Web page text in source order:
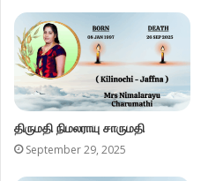
திருமதி நிமலராயு சாருமதி
September 29, 2025